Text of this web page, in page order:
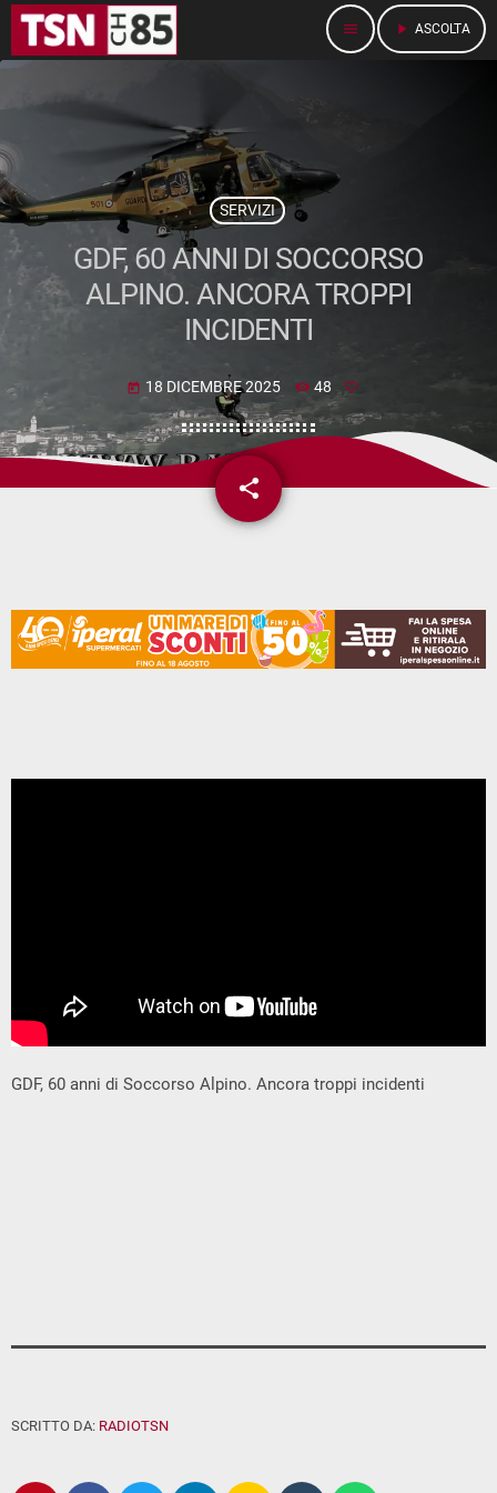
menu play_arrow ASCOLTA
SERVIZI
GDF, 60 ANNI DI SOCCORSO
ALPINO. ANCORA TROPPI
INCIDENTI
today 18 DICEMBRE 2025 48
share
email
GDF, 60 anni di Soccorso Alpino. Ancora troppi incidenti
SCRITTO DA: RADIOTSN